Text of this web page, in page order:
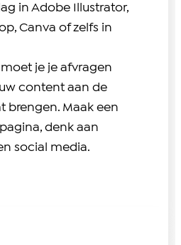
in Adobe Illustrator,
Canva of zelfs in
je je afvragen
content aan de
brengen. Maak een
denk aan
social media.